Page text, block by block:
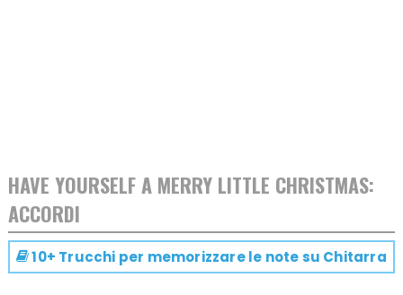
HAVE YOURSELF A MERRY LITTLE CHRISTMAS:
ACCORDI
10+ Trucchi per memorizzare le note su Chitarra